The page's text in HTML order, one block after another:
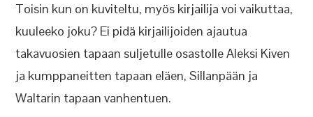
Toisin kun on kuviteltu, myös kirjailija voi vaikuttaa,
kuuleeko joku? Ei pidä kirjailijoiden ajautua
takavuosien tapaan suljetulle osastolle Aleksi Kiven
ja kumppaneitten tapaan eläen, Sillanpään ja
Waltarin tapaan vanhentuen.